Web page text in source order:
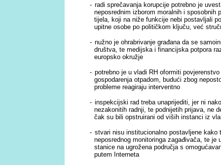
- radi sprečavanja korupcije potrebno je
neposrednim izborom moralnih i sposobnih
tijela, koji na niže funkcije nebi postavljali
upitne osobe po političkom ključu, već
- nužno je ohrabrivanje građana da se
društva, te medijska i financijska potpora
europsko okružje
- potrebno je u vladi RH oformiti
gospodarenja otpadom, budući zbog
probleme reagiraju interventno
- inspekcijski rad treba unaprijediti, jer ni
nezakonitih radnji, te podnijetih prijava, ne
čak su bili opstruirani od viših instanci iz
- stvari nisu institucionalno postavljene kako
neposrednog monitoringa zagađivača, te je
stanice na ugrožena područja s
putem Interneta